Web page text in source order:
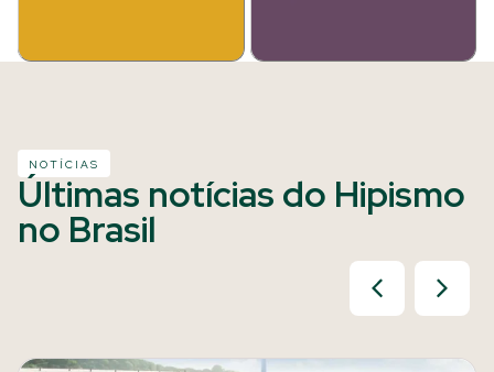
NOTÍCIAS
Últimas notícias do Hipismo
no Brasil